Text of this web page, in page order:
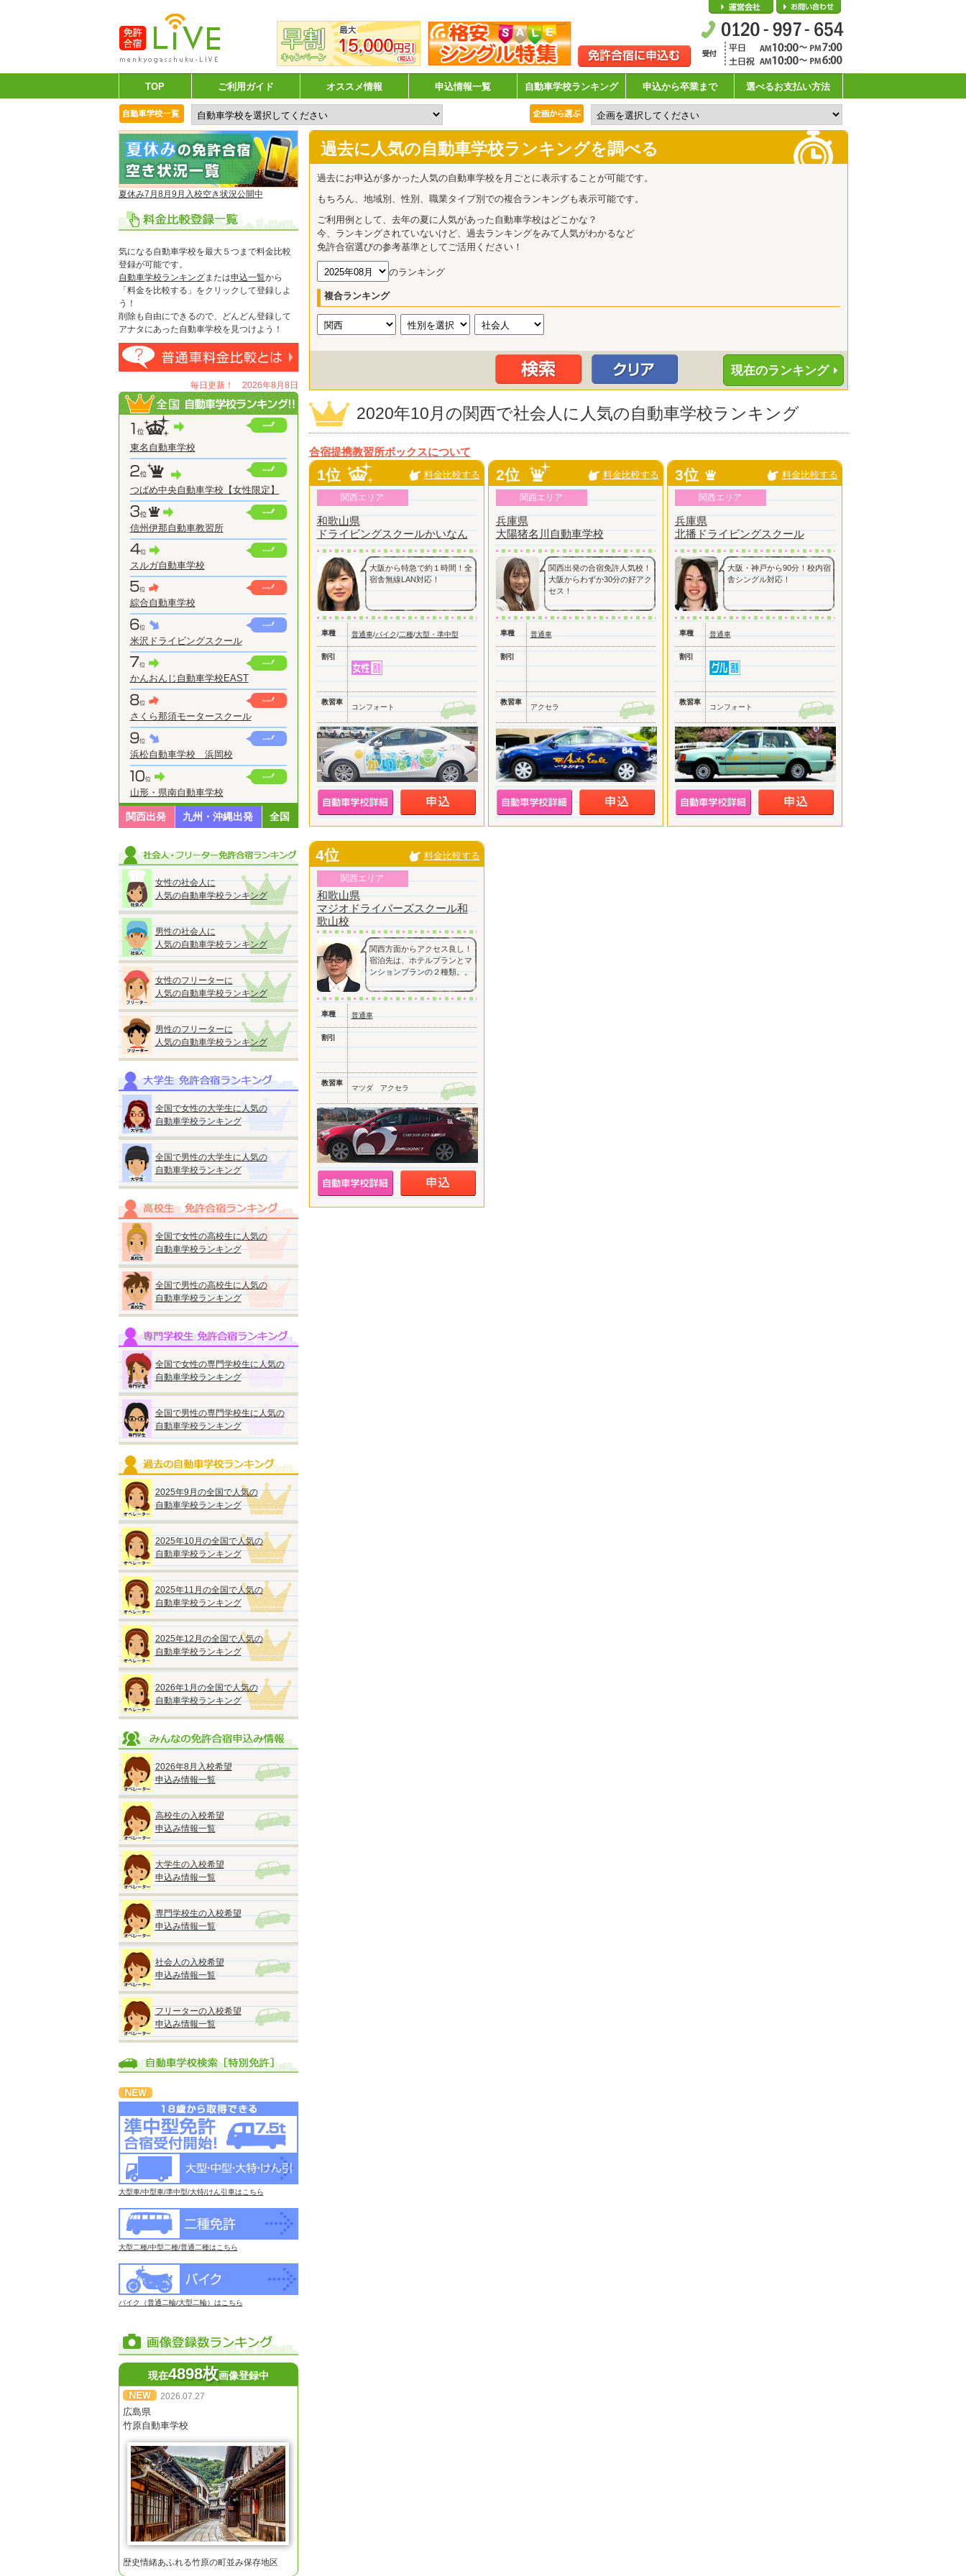
会社概要
TOP ご利用ガイド オススメ情報 申込情報一覧 自動車学校ランキング 申込から卒業まで 選べるお支払い方法
夏休み7月8月9月入校空き状況公開中
気になる自動車学校を最大５つまで料金比較
登録が可能です。
自動車学校ランキングまたは申込一覧から
「料金を比較する」をクリックして登録しよ
う！
削除も自由にできるので、どんどん登録して
アナタにあった自動車学校を見つけよう！
毎日更新！ 2026年8月8日
東名自動車学校
つばめ中央自動車学校【女性限定】
信州伊那自動車教習所
スルガ自動車学校
綜合自動車学校
米沢ドライビングスクール
かんおんじ自動車学校EAST
さくら那須モータースクール
浜松自動車学校 浜岡校
山形・県南自動車学校
関西出発 九州・沖縄出発 全国
女性の社会人に
人気の自動車学校ランキング
男性の社会人に
人気の自動車学校ランキング
女性のフリーターに
人気の自動車学校ランキング
男性のフリーターに
人気の自動車学校ランキング
全国で女性の大学生に人気の
自動車学校ランキング
全国で男性の大学生に人気の
自動車学校ランキング
全国で女性の高校生に人気の
自動車学校ランキング
全国で男性の高校生に人気の
自動車学校ランキング
全国で女性の専門学校生に人気の
自動車学校ランキング
全国で男性の専門学校生に人気の
自動車学校ランキング
2025年9月の全国で人気の
自動車学校ランキング
2025年10月の全国で人気の
自動車学校ランキング
2025年11月の全国で人気の
自動車学校ランキング
2025年12月の全国で人気の
自動車学校ランキング
2026年1月の全国で人気の
自動車学校ランキング
2026年8月入校希望
申込み情報一覧
高校生の入校希望
申込み情報一覧
大学生の入校希望
申込み情報一覧
専門学校生の入校希望
申込み情報一覧
社会人の入校希望
申込み情報一覧
フリーターの入校希望
申込み情報一覧
大型車/中型車/準中型/大特/けん引車はこちら
大型二種/中型二種/普通二種はこちら
バイク（普通二輪/大型二輪）はこちら
現在4898枚画像登録中
2026.07.27
広島県
竹原自動車学校
歴史情緒あふれる竹原の町並み保存地区
過去に人気の自動車学校ランキングを調べる
過去にお申込が多かった人気の自動車学校を月ごとに表示することが可能です。
もちろん、地域別、性別、職業タイプ別での複合ランキングも表示可能です。
ご利用例として、去年の夏に人気があった自動車学校はどこかな？
今、ランキングされていないけど、過去ランキングをみて人気がわかるなど
免許合宿選びの参考基準としてご活用ください！
のランキング
複合ランキング
現在のランキング
2020年10月の関西で社会人に人気の自動車学校ランキング
合宿提携教習所ボックスについて
1位 料金比較する
関西エリア
和歌山県
ドライビングスクールかいなん
大阪から特急で約１時間！全
宿舎無線LAN対応！
車種 普通車/バイク/二種/大型・準中型
割引
教習車
コンフォート
2位 料金比較する
関西エリア
兵庫県
大陽猪名川自動車学校
関西出発の合宿免許人気校！
大阪からわずか30分の好アク
セス！
車種 普通車
割引
教習車
アクセラ
3位 料金比較する
関西エリア
兵庫県
北播ドライビングスクール
大阪・神戸から90分！校内宿
舎シングル対応！
車種 普通車
割引
教習車
コンフォート
4位 料金比較する
関西エリア
和歌山県
マジオドライバーズスクール和
歌山校
関西方面からアクセス良し！
宿泊先は、ホテルプランとマ
ンションプランの２種類。。
車種 普通車
割引
教習車
マツダ アクセラ